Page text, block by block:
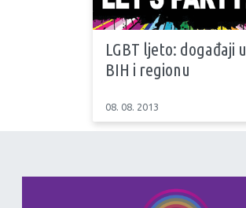
LGBT ljeto: događaji u
BIH i regionu
08. 08. 2013